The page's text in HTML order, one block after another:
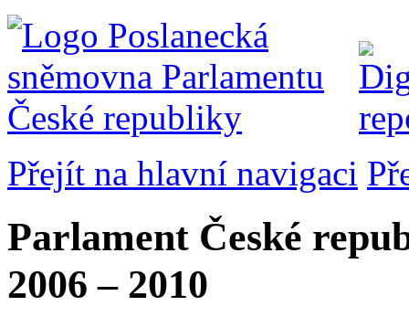
Přejít na hlavní navigaci
Parlament České
2006 – 2010